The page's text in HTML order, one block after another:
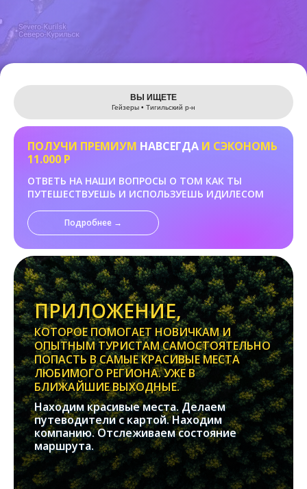
Leaflet
ВЫ ИЩЕТЕ
Гейзеры • Тигильский р-н
ПОЛУЧИ ПРЕМИУМ НАВСЕГДА И СЭКОНОМЬ
11.000 Р
ОТВЕТЬ НА НАШИ ВОПРОСЫ О ТОМ КАК ТЫ
ПУТЕШЕСТВУЕШЬ И ИСПОЛЬЗУЕШЬ ИДИЛЕСОМ
Подробнее →
ПРИЛОЖЕНИЕ,
КОТОРОЕ ПОМОГАЕТ НОВИЧКАМ И
ОПЫТНЫМ ТУРИСТАМ САМОСТОЯТЕЛЬНО
ПОПАСТЬ В САМЫЕ КРАСИВЫЕ МЕСТА
ЛЮБИМОГО РЕГИОНА. УЖЕ В
БЛИЖАЙШИЕ ВЫХОДНЫЕ.
Находим красивые места. Делаем
путеводители с картой. Находим
компанию. Отслеживаем состояние
маршрута.